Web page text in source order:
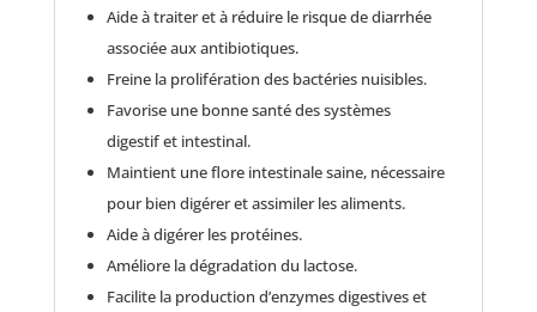
Aide à traiter et à réduire le risque de diarrhée
associée aux antibiotiques.
Freine la prolifération des bactéries nuisibles.
Favorise une bonne santé des systèmes
digestif et intestinal.
Maintient une flore intestinale saine, nécessaire
pour bien digérer et assimiler les aliments.
Aide à digérer les protéines.
Améliore la dégradation du lactose.
Facilite la production d’enzymes digestives et